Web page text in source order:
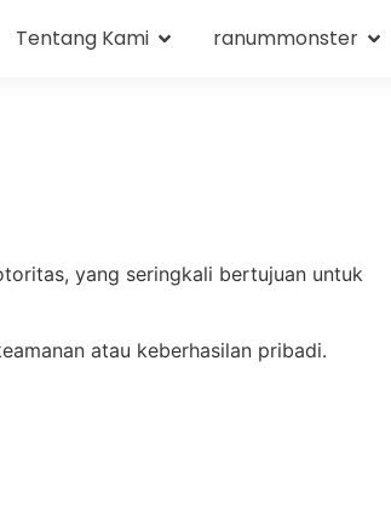
Tentang Kami ranummonster
yang seringkali bertujuan untuk
atau keberhasilan pribadi.